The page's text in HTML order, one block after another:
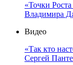
«Точки
Владимира
Видео
«Так кто
Сергей